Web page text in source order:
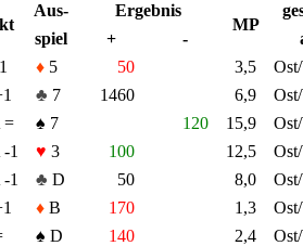
Aus- Ergebnis
MP
spiel
+ -
♦ 5 50 3,5
♣ 7 1460 6,9
= ♠ 7 120 15,9
1 ♥ 3 100 12,5
1 ♣ D 50 8,0
♦ B 170 1,3
♠ D 140 2,4